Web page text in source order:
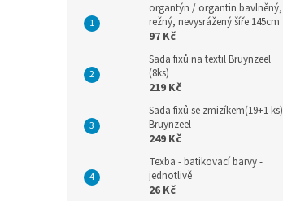
organtýn / organtin bavlněný,
režný, nevysrážený šíře 145cm
97 Kč
Sada fixů na textil Bruynzeel
(8ks)
219 Kč
Sada fixů se zmizíkem(19+1 ks)
Bruynzeel
249 Kč
Texba - batikovací barvy -
jednotlivě
26 Kč